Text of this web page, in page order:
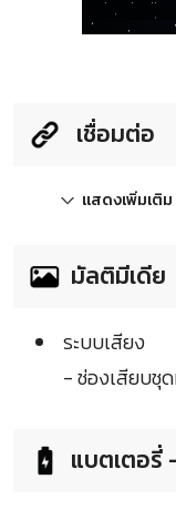
เชื่อมต่อ
แสดงเพิ่มเติม
มัลติมีเดีย
ระบบเสียง
- ช่องเสียบชุ
แบตเตอรี่